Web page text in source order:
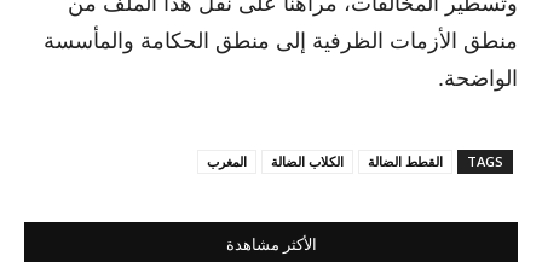
منطق الأزمات الظرفية إلى منطق الحكامة والمأسسة
الواضحة.
TAGS القطط الضالة الكلاب الضالة المغرب
الأكثر مشاهدة